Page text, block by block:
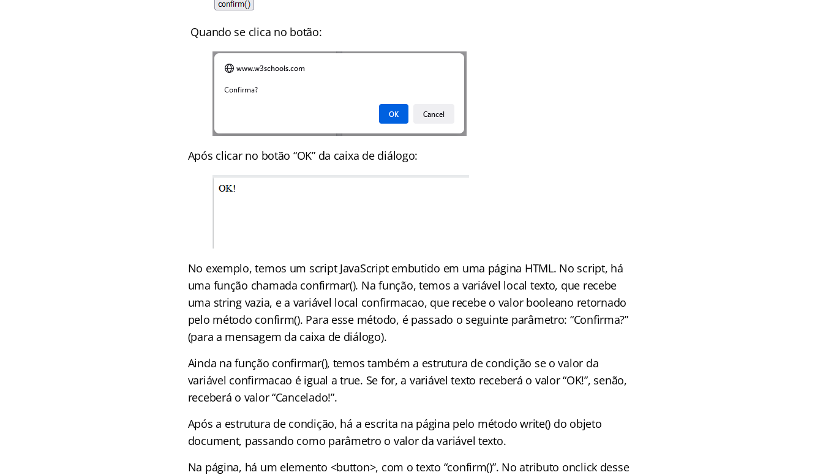
Quando se clica no botão:
Após clicar no botão “OK” da caixa de diálogo:
No exemplo, temos um script JavaScript embutido em uma página HTML. No script, há
uma função chamada confirmar(). Na função, temos a variável local texto, que recebe
uma string vazia, e a variável local confirmacao, que recebe o valor booleano retornado
pelo método confirm(). Para esse método, é passado o seguinte parâmetro: “Confirma?”
(para a mensagem da caixa de diálogo).
Ainda na função confirmar(), temos também a estrutura de condição se o valor da
variável confirmacao é igual a true. Se for, a variável texto receberá o valor “OK!”, senão,
receberá o valor “Cancelado!”.
Após a estrutura de condição, há a escrita na página pelo método write() do objeto
document, passando como parâmetro o valor da variável texto.
Na página, há um elemento <button>, com o texto “confirm()”. No atributo onclick desse